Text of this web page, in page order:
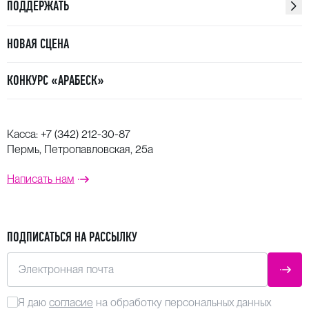
ПОДДЕРЖАТЬ
НОВАЯ СЦЕНА
КОНКУРС «АРАБЕСК»
Касса: +7 (342) 212-30-87
Пермь, Петропавловская, 25а
Написать нам
ПОДПИСАТЬСЯ НА РАССЫЛКУ
Электронная почта
Я даю согласие на обработку персональных данных